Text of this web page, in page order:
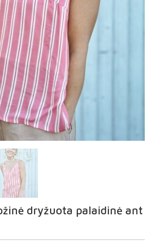
dryžuota palaidinė ant